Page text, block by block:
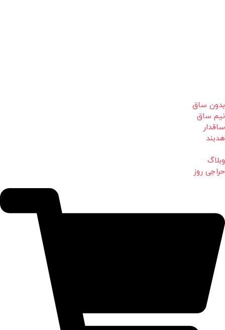
بدون ساق
نیم ساق
ساقدار
هدبند
وبلاگ
حراجی روز